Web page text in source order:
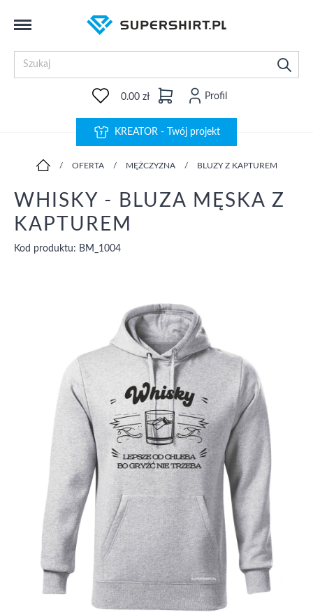
0.00 zł Profil
KREATOR - Twój projekt
/ OFERTA / MĘŻCZYZNA / BLUZY Z KAPTUREM
WHISKY - BLUZA MĘSKA Z
KAPTUREM
Kod produktu: BM_1004